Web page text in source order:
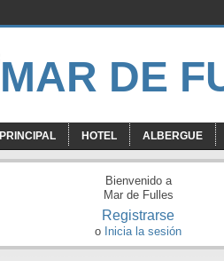
PRINCIPAL HOTEL ALBERGUE
Bienvenido a
Mar de Fulles
Registrarse
o Inicia la sesión